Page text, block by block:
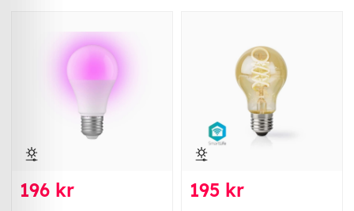
196 kr 195 kr